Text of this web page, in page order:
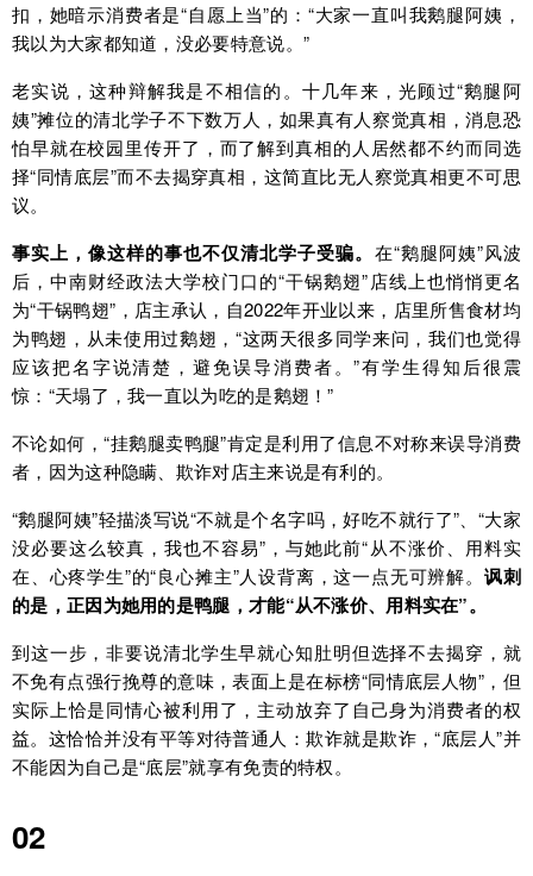
扣，她暗示消费者是“自愿上当”的：“大家一直叫我鹅腿阿姨，
我以为大家都知道，没必要特意说。”
老实说，这种辩解我是不相信的。十几年来，光顾过“鹅腿阿
姨”摊位的清北学子不下数万人，如果真有人察觉真相，消息恐
怕早就在校园里传开了，而了解到真相的人居然都不约而同选
择“同情底层”而不去揭穿真相，这简直比无人察觉真相更不可思
议。
事实上，像这样的事也不仅清北学子受骗。 在“鹅腿阿姨”风波
后，中南财经政法大学校门口的“干锅鹅翅”店线上也悄悄更名
为“干锅鸭翅”，店主承认，自2022年开业以来，店里所售食材均
为鸭翅，从未使用过鹅翅，“这两天很多同学来问，我们也觉得
应该把名字说清楚，避免误导消费者。”有学生得知后很震
惊：“天塌了，我一直以为吃的是鹅翅！”
不论如何，“挂鹅腿卖鸭腿”肯定是利用了信息不对称来误导消费
者，因为这种隐瞒、欺诈对店主来说是有利的。
“鹅腿阿姨”轻描淡写说“不就是个名字吗，好吃不就行了”、“大家
没必要这么较真，我也不容易”，与她此前“从不涨价、用料实
在、心疼学生”的“良心摊主”人设背离，这一点无可辨解。 讽刺
的是，正因为她用的是鸭腿，才能“从不涨价、用料实在”。
到这一步，非要说清北学生早就心知肚明但选择不去揭穿，就
不免有点强行挽尊的意味，表面上是在标榜“同情底层人物”，但
实际上恰是同情心被利用了，主动放弃了自己身为消费者的权
益。这恰恰并没有平等对待普通人：欺诈就是欺诈，“底层人”并
不能因为自己是“底层”就享有免责的特权。
02